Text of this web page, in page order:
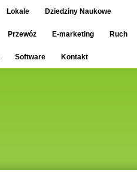
Lokale Dziedziny Naukowe
Przewóz E-marketing Ruch
Software Kontakt